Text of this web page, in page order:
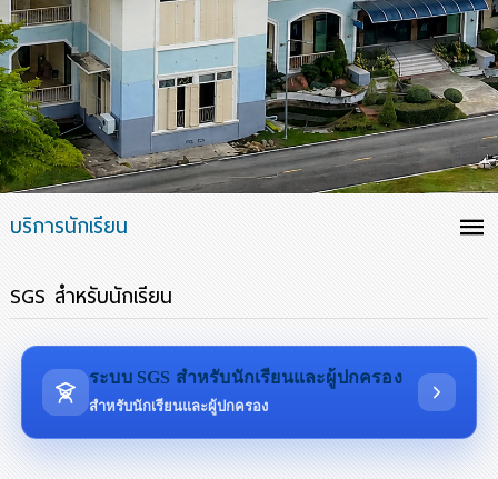
บริการนักเรียน
SGS สำหรับนักเรียน
ระบบ SGS สำหรับนักเรียนและผู้ปกครอง
สำหรับนักเรียนและผู้ปกครอง